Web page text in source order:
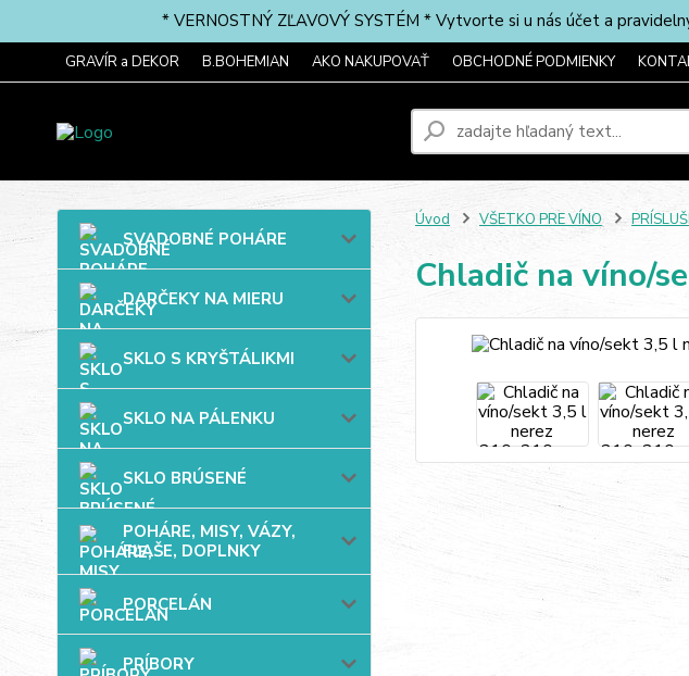
* VERNOSTNÝ ZĽAVOVÝ SYSTÉM * Vytvorte si u nás účet a
GRAVÍR a DEKOR B.BOHEMIAN AKO NAKUPOVAŤ OBCHODNÉ PODMIENKY
SVADOBNÉ POHÁRE
DARČEKY NA MIERU
SKLO S KRYŠTÁLIKMI
SKLO NA PÁLENKU
SKLO BRÚSENÉ
POHÁRE, MISY, VÁZY,
FĽAŠE, DOPLNKY
PORCELÁN
PRÍBORY
Úvod VŠETKO PRE VÍNO
Chladič na víno/